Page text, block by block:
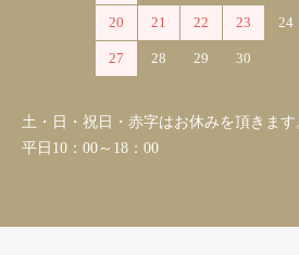
20 21 22 23 24
27 28 29 30
土・日・祝日・赤字はお休みを頂きます
平日10：00～18：00